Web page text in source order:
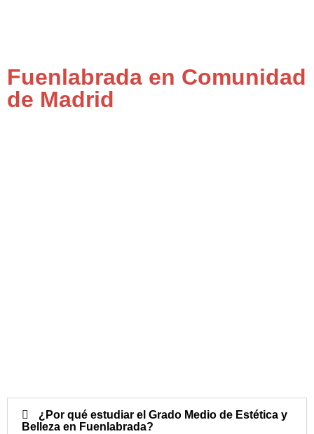
Fuenlabrada en Comunidad
de Madrid
¿Por qué estudiar el Grado Medio de Estética y
Belleza en Fuenlabrada?